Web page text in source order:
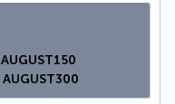
AUGUST150
AUGUST300